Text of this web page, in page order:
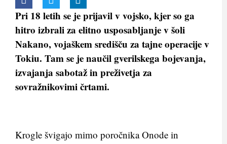
Pri 18 letih se je prijavil v vojsko, kjer so ga
hitro izbrali za elitno usposabljanje v šoli
Nakano, vojaškem središču za tajne operacije v
Tokiu. Tam se je naučil gverilskega bojevanja,
izvajanja sabotaž in preživetja za
sovražnikovimi črtami.
Krogle švigajo mimo poročnika Onode in